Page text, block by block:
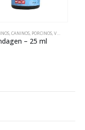
,CANINOS, PORCINOS,VETERINARIA
– 25 ml